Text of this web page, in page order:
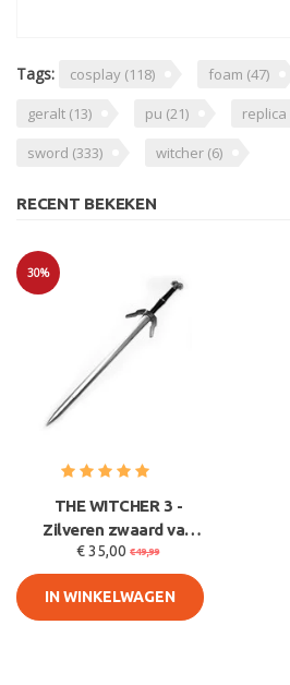
Tags: cosplay (118) foam (47)
geralt (13) pu (21) replica
sword (333) witcher (6)
RECENT BEKEKEN
30%
THE WITCHER 3 -
Zilveren zwaard van
Geralt of Rivia - PU
SCHUIM c
€ 35,00 €49,99
IN WINKELWAGEN